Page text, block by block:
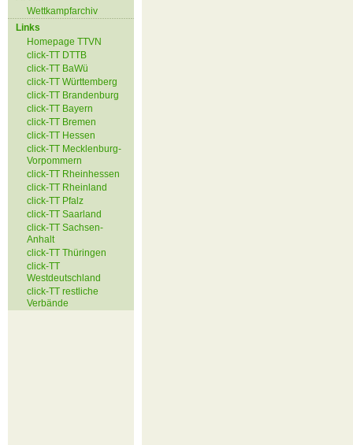
Wettkampfarchiv
Links
Homepage TTVN
click-TT DTTB
click-TT BaWü
click-TT Württemberg
click-TT Brandenburg
click-TT Bayern
click-TT Bremen
click-TT Hessen
click-TT Mecklenburg-
Vorpommern
click-TT Rheinhessen
click-TT Rheinland
click-TT Pfalz
click-TT Saarland
click-TT Sachsen-
Anhalt
click-TT Thüringen
click-TT
Westdeutschland
click-TT restliche
Verbände